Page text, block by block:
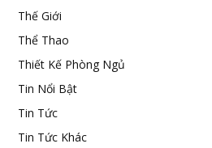
Thế Giới
Thể Thao
Thiết Kế Phòng Ngủ
Tin Nổi Bật
Tin Tức
Tin Tức Khác